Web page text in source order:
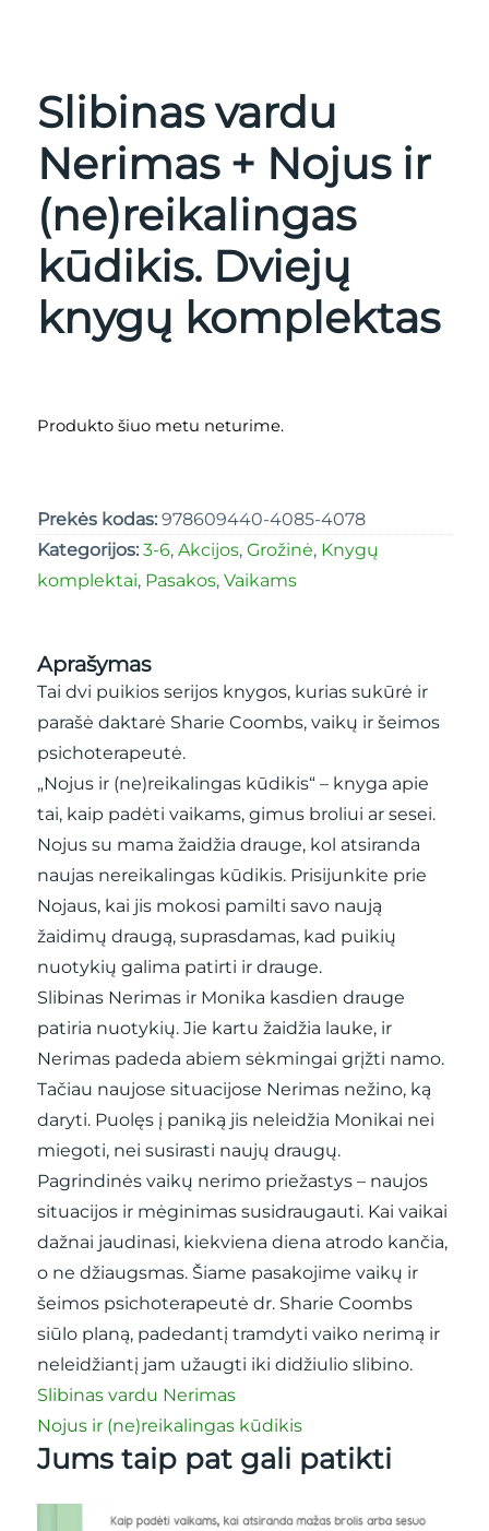
Slibinas vardu
Nerimas + Nojus ir
(ne)reikalingas
kūdikis. Dviejų
knygų komplektas
Produkto šiuo metu neturime.
Prekės kodas: 978609440-4085-4078
Kategorijos: 3-6, Akcijos, Grožinė, Knygų
komplektai, Pasakos, Vaikams
Aprašymas
Tai dvi puikios serijos knygos, kurias sukūrė ir
parašė daktarė Sharie Coombs, vaikų ir šeimos
psichoterapeutė.
„Nojus ir (ne)reikalingas kūdikis“ – knyga apie
tai, kaip padėti vaikams, gimus broliui ar sesei.
Nojus su mama žaidžia drauge, kol atsiranda
naujas nereikalingas kūdikis. Prisijunkite prie
Nojaus, kai jis mokosi pamilti savo naują
žaidimų draugą, suprasdamas, kad puikių
nuotykių galima patirti ir drauge.
Slibinas Nerimas ir Monika kasdien drauge
patiria nuotykių. Jie kartu žaidžia lauke, ir
Nerimas padeda abiem sėkmingai grįžti namo.
Tačiau naujose situacijose Nerimas nežino, ką
daryti. Puolęs į paniką jis neleidžia Monikai nei
miegoti, nei susirasti naujų draugų.
Pagrindinės vaikų nerimo priežastys – naujos
situacijos ir mėginimas susidraugauti. Kai vaikai
dažnai jaudinasi, kiekviena diena atrodo kančia,
o ne džiaugsmas. Šiame pasakojime vaikų ir
šeimos psichoterapeutė dr. Sharie Coombs
siūlo planą, padedantį tramdyti vaiko nerimą ir
neleidžiantį jam užaugti iki didžiulio slibino.
Slibinas vardu Nerimas
Nojus ir (ne)reikalingas kūdikis
Jums taip pat gali patikti